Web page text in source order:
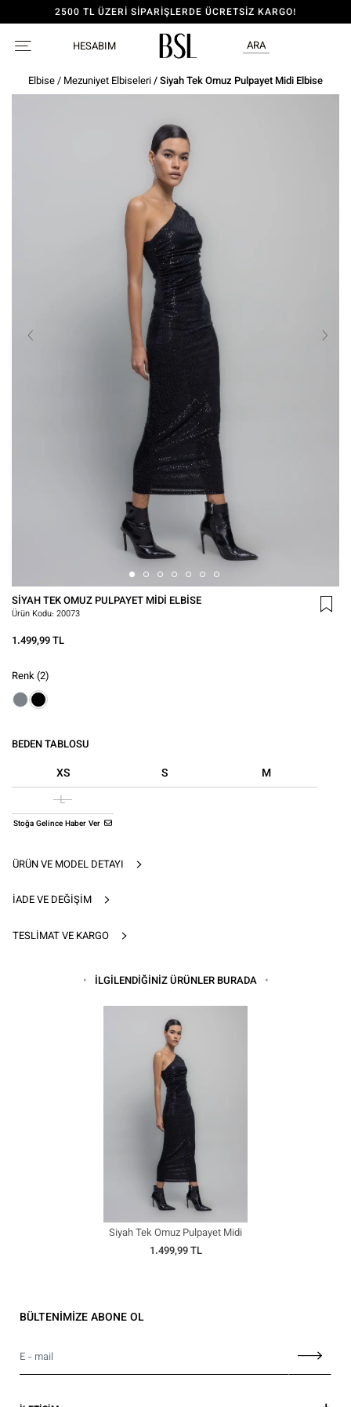
2500 TL ÜZERİ SİPARİŞLERDE ÜCRETSİZ KARGO!
HESABIM ARA
ÜRÜN VE MODEL DETAYI
İADE VE DEĞIŞIM
TESLIMAT VE KARGO
Elbise/ Mezuniyet Elbiseleri/ Siyah Tek Omuz Pulpayet Midi Elbise
SIYAH TEK OMUZ PULPAYET MIDI ELBISE
Ürün Kodu: 20073
1.499,99 TL
Renk(2)
BEDEN TABLOSU
XS S M
Stoğa Gelince Haber Ver
L
İLGİLENDİĞİNİZ ÜRÜNLER BURADA
Siyah Tek Omuz Pulpayet Midi
Elbise
1.499,99 TL
BÜLTENİMİZE ABONE OL